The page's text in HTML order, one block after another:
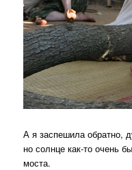
А я заспешила обратно,
но солнце как-то очень
моста.